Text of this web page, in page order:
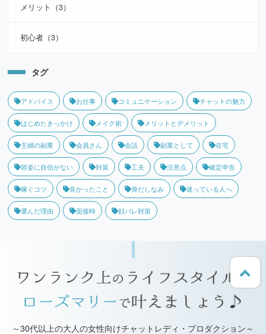
メリット（3）
初心者（3）
タグ
アドバイス お仕事 コミュニケーション チャットの魅力
はじめたきっかけ メイク術 メリットとデメリット
主婦の副業 会員さん 会話 副業として 在宅
容姿に自信がない 対策 工夫 注意点 確定申告
稼ぐコツ 良かったこと 身だしなみ 迷っている人へ
選んだ理由 面接時 顔バレ対策
～30代以上の大人の女性向けチャットレディ・プロダクション～